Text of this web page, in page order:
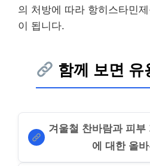
의 처방에 따라 항히스타민
이 됩니다.
함께 보면 유
겨울철 찬바람과 피
에 대한 올